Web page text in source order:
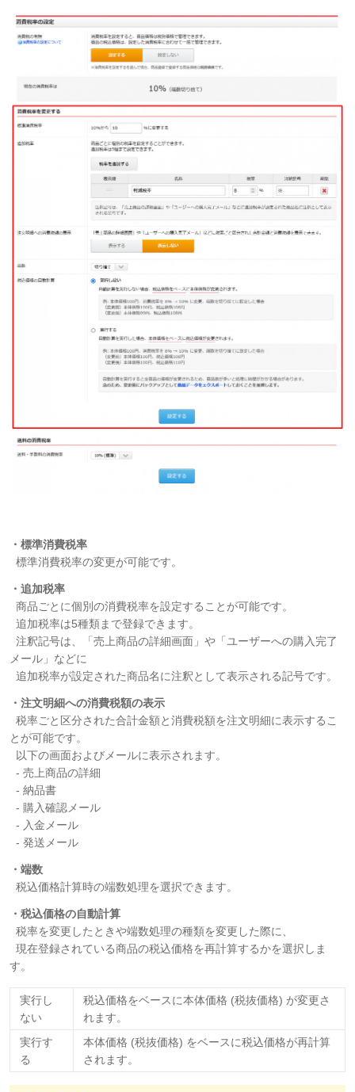
・標準消費税率
標準消費税率の変更が可能です。
・追加税率
商品ごとに個別の消費税率を設定することが可能です。
追加税率は5種類まで登録できます。
注釈記号は、「売上商品の詳細画面」や「ユーザーへの購入完了
メール」などに
追加税率が設定された商品名に注釈として表示される記号です。
・注文明細への消費税額の表示
税率ごと区分された合計金額と消費税額を注文明細に表示するこ
とが可能です。
以下の画面およびメールに表示されます。
- 売上商品の詳細
- 納品書
- 購入確認メール
- 入金メール
- 発送メール
・端数
税込価格計算時の端数処理を選択できます。
・税込価格の自動計算
税率を変更したときや端数処理の種類を変更した際に、
現在登録されている商品の税込価格を再計算するかを選択しま
す。
実行し
ない
税込価格をベースに本体価格 (税抜価格) が変更さ
れます。
実行す
る
本体価格 (税抜価格) をベースに税込価格が再計算
されます。